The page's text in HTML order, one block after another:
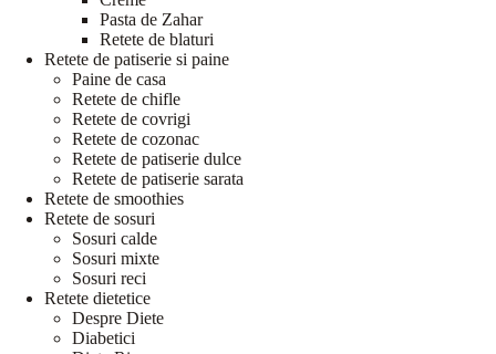
Pasta de Zahar
Retete de blaturi
Retete de patiserie si paine
Paine de casa
Retete de chifle
Retete de covrigi
Retete de cozonac
Retete de patiserie dulce
Retete de patiserie sarata
Retete de smoothies
Retete de sosuri
Sosuri calde
Sosuri mixte
Sosuri reci
Retete dietetice
Despre Diete
Diabetici